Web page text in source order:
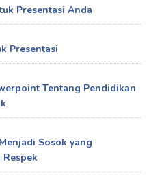
Presentasi Anda
Presentasi
Tentang Pendidikan
Sosok yang